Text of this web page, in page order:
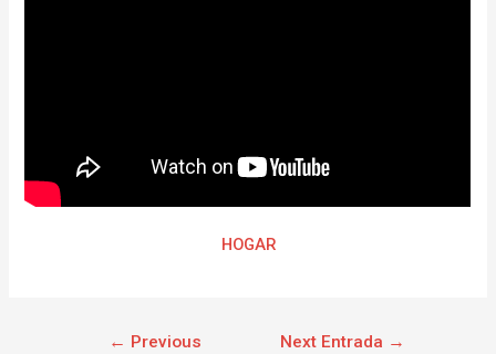
HOGAR
← Previous
Next Entrada →